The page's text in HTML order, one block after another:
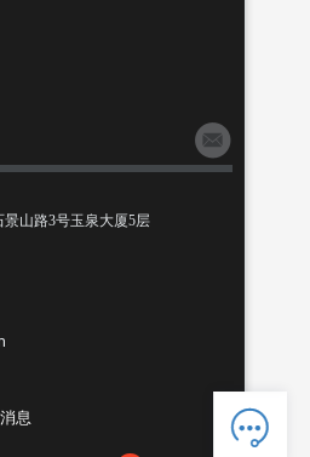
山路3号玉泉大厦5层